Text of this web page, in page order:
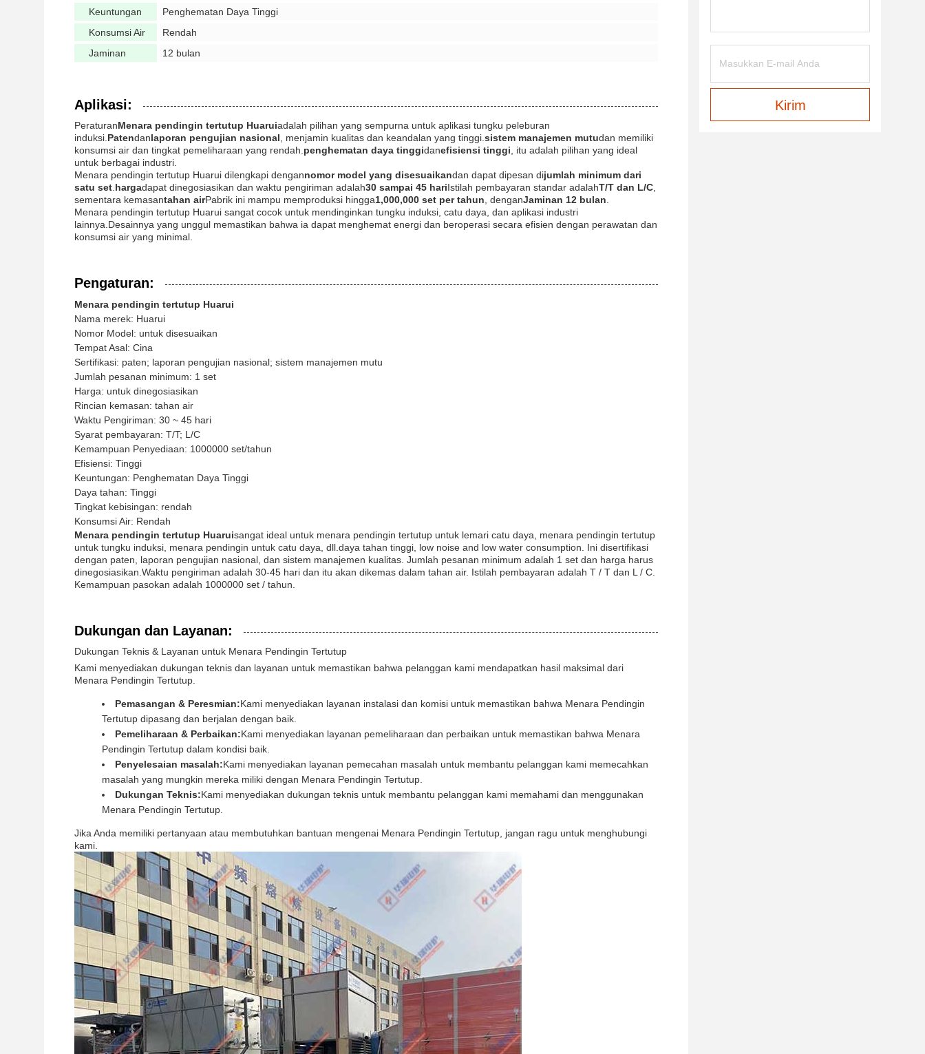
Keuntungan
Penghematan Daya Tinggi
Konsumsi Air
Rendah
Jaminan
12 bulan
Aplikasi:
PeraturanMenara pendingin tertutup Huaruiadalah pilihan yang sempurna untuk aplikasi tungku peleburan
induksi. Patendanlaporan pengujian nasional , menjamin kualitas dan keandalan yang tinggi. sistem manajemen mutudan memiliki
konsumsi air dan tingkat pemeliharaan yang rendah. penghematan daya tinggidanefisiensi tinggi , itu adalah pilihan yang ideal
untuk berbagai industri.
Menara pendingin tertutup Huarui dilengkapi dengannomor model yang disesuaikandan dapat dipesan dijumlah minimum dari
satu set hargadapat dinegosiasikan dan waktu pengiriman adalah30 sampai 45 hariIstilah pembayaran standar adalahT/T dan L/C
sementara kemasantahan airPabrik ini mampu memproduksi hingga1,000,000 set per tahun , denganJaminan 12 bulan
Menara pendingin tertutup Huarui sangat cocok untuk mendinginkan tungku induksi, catu daya, dan aplikasi industri
lainnya.Desainnya yang unggul memastikan bahwa ia dapat menghemat energi dan beroperasi secara efisien dengan perawatan dan
konsumsi air yang minimal.
Pengaturan:
Menara pendingin tertutup Huarui
Nama merek: Huarui
Nomor Model: untuk disesuaikan
Tempat Asal: Cina
Sertifikasi: paten; laporan pengujian nasional; sistem manajemen mutu
Jumlah pesanan minimum: 1 set
Harga: untuk dinegosiasikan
Rincian kemasan: tahan air
Waktu Pengiriman: 30 ~ 45 hari
Syarat pembayaran: T/T; L/C
Kemampuan Penyediaan: 1000000 set/tahun
Efisiensi: Tinggi
Keuntungan: Penghematan Daya Tinggi
Daya tahan: Tinggi
Tingkat kebisingan: rendah
Konsumsi Air: Rendah
Menara pendingin tertutup Huaruisangat ideal untuk menara pendingin tertutup untuk lemari catu daya, menara pendingin tertutup
untuk tungku induksi, menara pendingin untuk catu daya, dll.daya tahan tinggi, low noise and low water consumption. Ini disertifikasi
dengan paten, laporan pengujian nasional, dan sistem manajemen kualitas. Jumlah pesanan minimum adalah 1 set dan harga harus
dinegosiasikan.Waktu pengiriman adalah 30-45 hari dan itu akan dikemas dalam tahan air. Istilah pembayaran adalah T / T dan L / C.
Kemampuan pasokan adalah 1000000 set / tahun.
Dukungan dan Layanan:
Dukungan Teknis & Layanan untuk Menara Pendingin Tertutup
Kami menyediakan dukungan teknis dan layanan untuk memastikan bahwa pelanggan kami mendapatkan hasil maksimal dari
Menara Pendingin Tertutup.
Pemasangan & Peresmian:Kami menyediakan layanan instalasi dan komisi untuk memastikan bahwa Menara Pendingin
Tertutup dipasang dan berjalan dengan baik.
Pemeliharaan & Perbaikan:Kami menyediakan layanan pemeliharaan dan perbaikan untuk memastikan bahwa Menara
Pendingin Tertutup dalam kondisi baik.
Penyelesaian masalah:Kami menyediakan layanan pemecahan masalah untuk membantu pelanggan kami memecahkan
masalah yang mungkin mereka miliki dengan Menara Pendingin Tertutup.
Dukungan Teknis:Kami menyediakan dukungan teknis untuk membantu pelanggan kami memahami dan menggunakan
Menara Pendingin Tertutup.
Jika Anda memiliki pertanyaan atau membutuhkan bantuan mengenai Menara Pendingin Tertutup, jangan ragu untuk menghubungi
kami.
Kirim